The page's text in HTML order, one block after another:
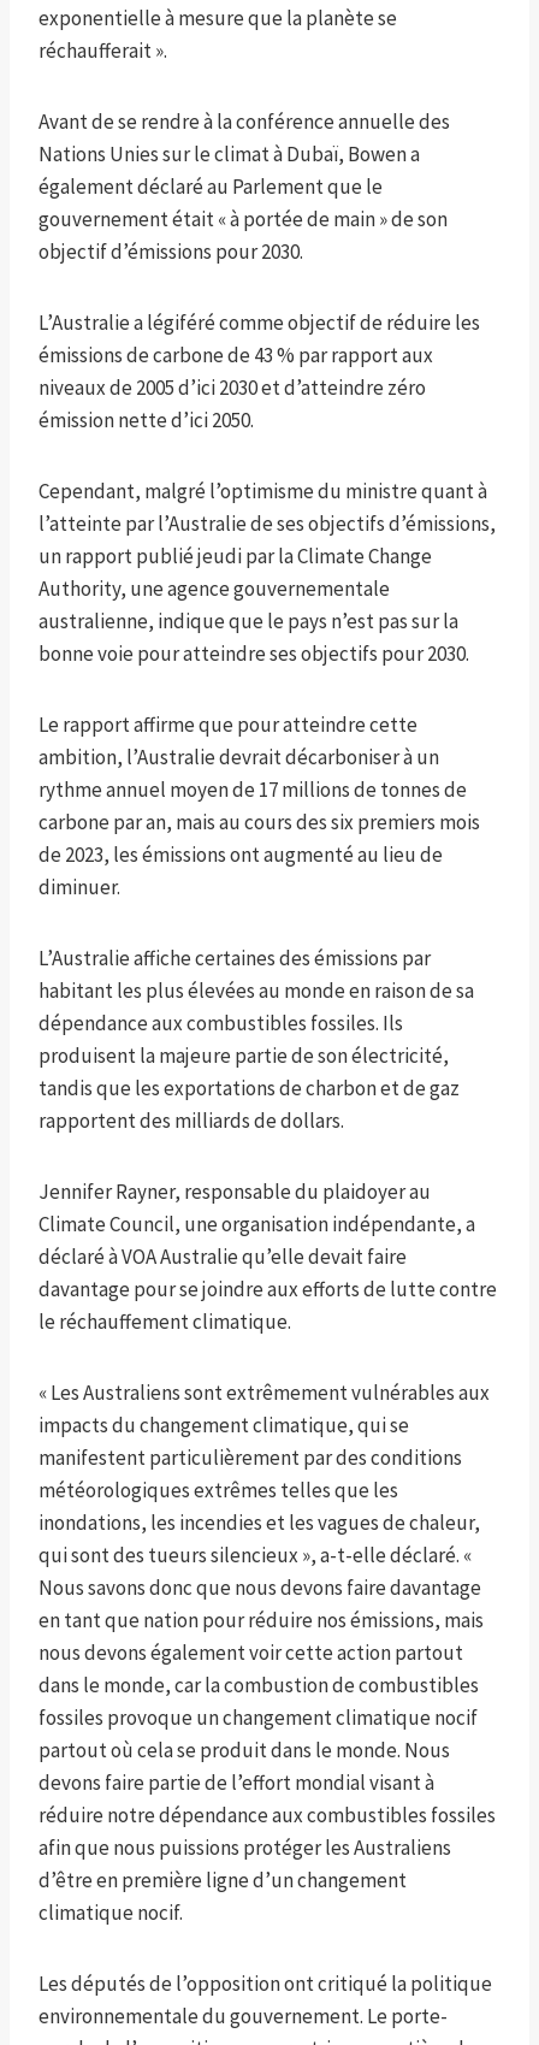
exponentielle à mesure que la planète se
réchaufferait ».
Avant de se rendre à la conférence annuelle des
Nations Unies sur le climat à Dubaï, Bowen a
également déclaré au Parlement que le
gouvernement était « à portée de main » de son
objectif d’émissions pour 2030.
L’Australie a légiféré comme objectif de réduire les
émissions de carbone de 43 % par rapport aux
niveaux de 2005 d’ici 2030 et d’atteindre zéro
émission nette d’ici 2050.
Cependant, malgré l’optimisme du ministre quant à
l’atteinte par l’Australie de ses objectifs d’émissions,
un rapport publié jeudi par la Climate Change
Authority, une agence gouvernementale
australienne, indique que le pays n’est pas sur la
bonne voie pour atteindre ses objectifs pour 2030.
Le rapport affirme que pour atteindre cette
ambition, l’Australie devrait décarboniser à un
rythme annuel moyen de 17 millions de tonnes de
carbone par an, mais au cours des six premiers mois
de 2023, les émissions ont augmenté au lieu de
diminuer.
L’Australie affiche certaines des émissions par
habitant les plus élevées au monde en raison de sa
dépendance aux combustibles fossiles. Ils
produisent la majeure partie de son électricité,
tandis que les exportations de charbon et de gaz
rapportent des milliards de dollars.
Jennifer Rayner, responsable du plaidoyer au
Climate Council, une organisation indépendante, a
déclaré à VOA Australie qu’elle devait faire
davantage pour se joindre aux efforts de lutte contre
le réchauffement climatique.
« Les Australiens sont extrêmement vulnérables aux
impacts du changement climatique, qui se
manifestent particulièrement par des conditions
météorologiques extrêmes telles que les
inondations, les incendies et les vagues de chaleur,
qui sont des tueurs silencieux », a-t-elle déclaré. «
Nous savons donc que nous devons faire davantage
en tant que nation pour réduire nos émissions, mais
nous devons également voir cette action partout
dans le monde, car la combustion de combustibles
fossiles provoque un changement climatique nocif
partout où cela se produit dans le monde. Nous
devons faire partie de l’effort mondial visant à
réduire notre dépendance aux combustibles fossiles
afin que nous puissions protéger les Australiens
d’être en première ligne d’un changement
climatique nocif.
Les députés de l’opposition ont critiqué la politique
environnementale du gouvernement. Le porte-